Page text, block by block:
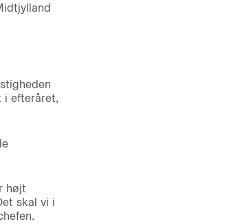
i efteråret,
højt
skal vi i